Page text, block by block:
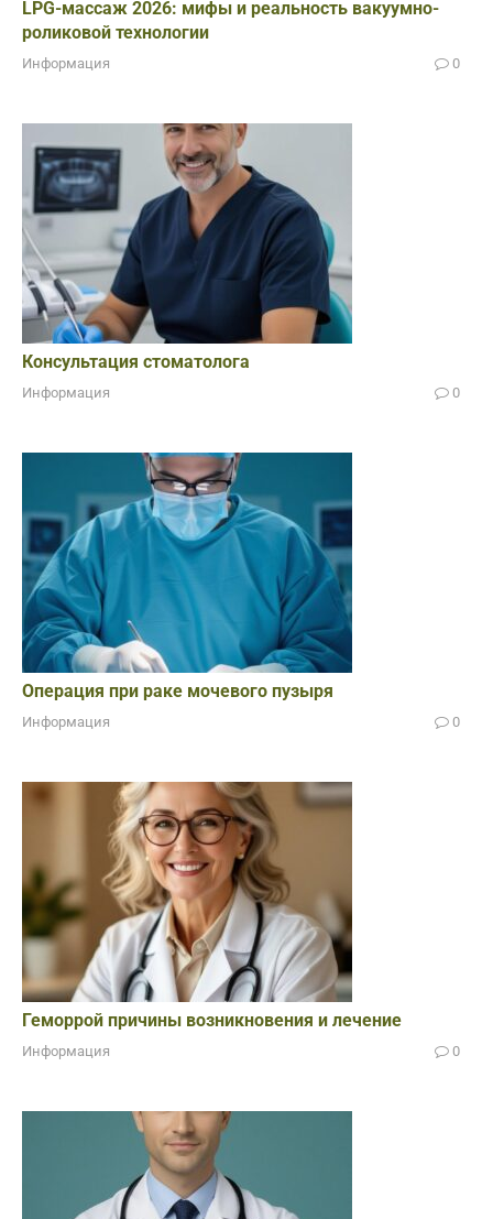
LPG-массаж 2026: мифы и реальность вакуумно-
роликовой технологии
Информация 0
Консультация стоматолога
Информация 0
Операция при раке мочевого пузыря
Информация 0
Геморрой причины возникновения и лечение
Информация 0